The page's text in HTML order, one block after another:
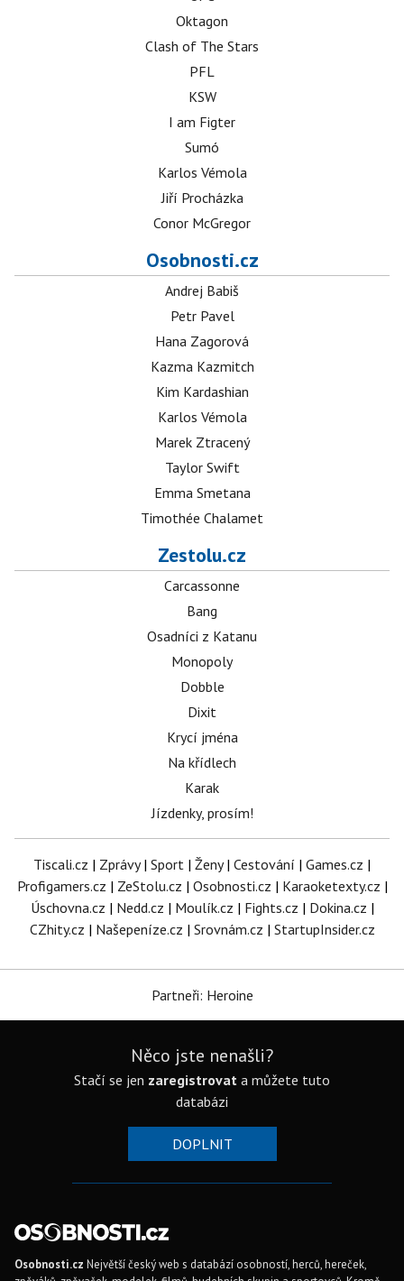
Oktagon
Clash of The Stars
PFL
KSW
I am Figter
Sumó
Karlos Vémola
Jiří Procházka
Conor McGregor
Osobnosti.cz
Andrej Babiš
Petr Pavel
Hana Zagorová
Kazma Kazmitch
Kim Kardashian
Karlos Vémola
Marek Ztracený
Taylor Swift
Emma Smetana
Timothée Chalamet
Zestolu.cz
Carcassonne
Bang
Osadníci z Katanu
Monopoly
Dobble
Dixit
Krycí jména
Na křídlech
Karak
Jízdenky, prosím!
Tiscali.cz | Zprávy| Sport | Ženy| Cestování | Games.cz |
Profigamers.cz | ZeStolu.cz | Osobnosti.cz | Karaoketexty.cz |
Úschovna.cz | Nedd.cz | Moulík.cz | Fights.cz | Dokina.cz |
CZhity.cz | Našepeníze.cz | Srovnám.cz | StartupInsider.cz
Partneři: Heroine
Něco jste nenašli?
Stačí se jen zaregistrovat a můžete tuto
databázi
DOPLNIT
Osobnosti.cz Největší český web s databází osobností, herců, hereček,